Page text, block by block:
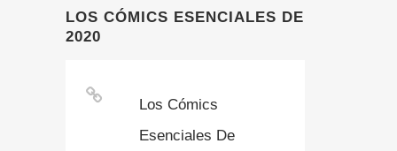
LOS CÓMICS ESENCIALES DE
2020
Los Cómics
Esenciales De